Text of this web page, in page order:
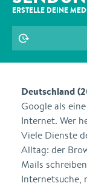
ERSTELLE DEINE
Deutschland
Google als
Internet. Wer
Viele Dienste
Alltag: der
Mails
Internetsuche,